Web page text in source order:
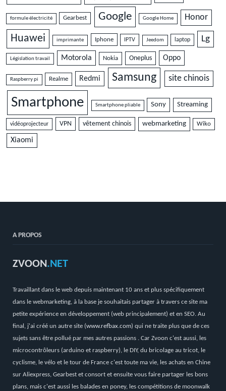
formule électricité Gearbest Google Google Home Honor
Huawei imprimante Iphone IPTV Jeedom laptop Lg
Législation travail Motorola Nokia Oneplus Oppo
Raspberry pi Realme Redmi Samsung site chinois
Smartphone Smartphone pliable Sony Streaming
vidéoprojecteur VPN vêtement chinois webmarketing Wiko
Xiaomi
A PROPOS
ZVOON.NET
Travaillant dans le web depuis maintenant 10 ans et plus spécifiquement
dans le webmarketing, à la base je souhaitais partager à travers ce site ma
petite expérience en développement (web principalement) et en SEO. Au
final, j'ai créé un autre site (www.refbax.com) qui ne traite plus que de ces
sujets sans être pollué par mes autres passions . Car Zvoon c'est aussi, les
microcontrôleurs (arduino et raspberry), le DIY, du bricolage au tricot, le
cyclisme, le vélo et le tour de France c'est toute ma vie, les achats en Chine
sur Aliexpress, Gearbest et consort et ensuite vous faire partager les bons
plans, mais c'est aussi les balades en poney, les compétitions de moonwalk